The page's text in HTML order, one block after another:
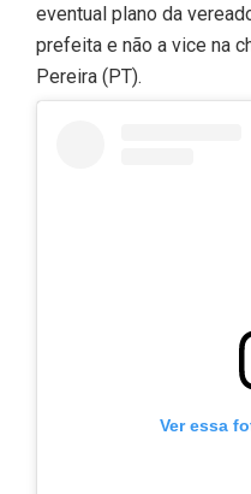
eventual plano da
prefeita e não a vice na
Pereira (PT).
Ver essa